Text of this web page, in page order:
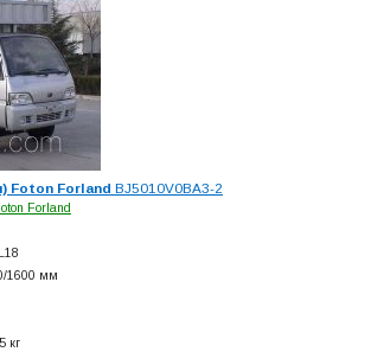
Foton Forland BJ5010V0BA3-2
Forland
1600 мм
кг